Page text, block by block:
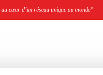
cœur d’un réseau unique au monde”